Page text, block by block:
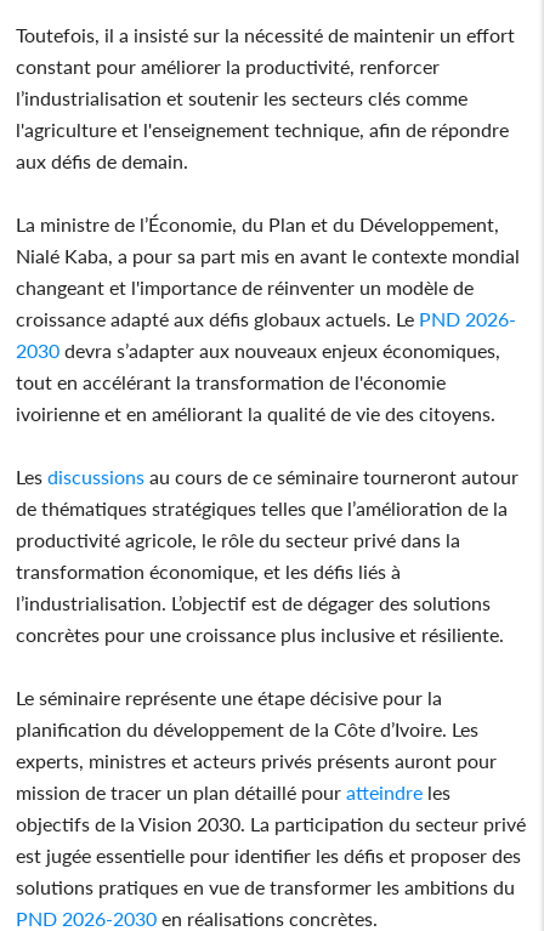
Toutefois, il a insisté sur la nécessité de maintenir un effort
constant pour améliorer la productivité, renforcer
l’industrialisation et soutenir les secteurs clés comme
l'agriculture et l'enseignement technique, afin de répondre
aux défis de demain.
La ministre de l’Économie, du Plan et du Développement,
Nialé Kaba, a pour sa part mis en avant le contexte mondial
changeant et l'importance de réinventer un modèle de
croissance adapté aux défis globaux actuels. Le PND 2026-
2030 devra s’adapter aux nouveaux enjeux économiques,
tout en accélérant la transformation de l'économie
ivoirienne et en améliorant la qualité de vie des citoyens.
Les discussions au cours de ce séminaire tourneront autour
de thématiques stratégiques telles que l’amélioration de la
productivité agricole, le rôle du secteur privé dans la
transformation économique, et les défis liés à
l’industrialisation. L’objectif est de dégager des solutions
concrètes pour une croissance plus inclusive et résiliente.
Le séminaire représente une étape décisive pour la
planification du développement de la Côte d’Ivoire. Les
experts, ministres et acteurs privés présents auront pour
mission de tracer un plan détaillé pour atteindre les
objectifs de la Vision 2030. La participation du secteur privé
est jugée essentielle pour identifier les défis et proposer des
solutions pratiques en vue de transformer les ambitions du
PND 2026-2030 en réalisations concrètes.